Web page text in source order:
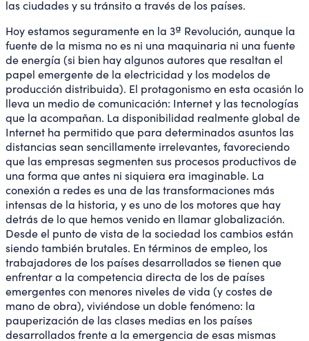
las ciudades y su tránsito a través de los países.
Hoy estamos seguramente en la 3ª Revolución, aunque la
fuente de la misma no es ni una maquinaria ni una fuente
de energía (si bien hay algunos autores que resaltan el
papel emergente de la electricidad y los modelos de
producción distribuida). El protagonismo en esta ocasión lo
lleva un medio de comunicación: Internet y las tecnologías
que la acompañan. La disponibilidad realmente global de
Internet ha permitido que para determinados asuntos las
distancias sean sencillamente irrelevantes, favoreciendo
que las empresas segmenten sus procesos productivos de
una forma que antes ni siquiera era imaginable. La
conexión a redes es una de las transformaciones más
intensas de la historia, y es uno de los motores que hay
detrás de lo que hemos venido en llamar globalización.
Desde el punto de vista de la sociedad los cambios están
siendo también brutales. En términos de empleo, los
trabajadores de los países desarrollados se tienen que
enfrentar a la competencia directa de los de países
emergentes con menores niveles de vida (y costes de
mano de obra), viviéndose un doble fenómeno: la
pauperización de las clases medias en los países
desarrollados frente a la emergencia de esas mismas